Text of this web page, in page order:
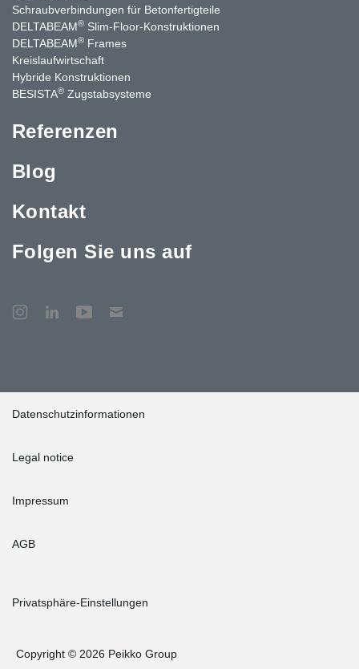
Schraubverbindungen für Betonfertigteile
DELTABEAM® Slim-Floor-Konstruktionen
DELTABEAM® Frames
Kreislaufwirtschaft
Hybride Konstruktionen
BESISTA® Zugstabsysteme
Referenzen
Blog
Kontakt
Folgen Sie uns auf
Datenschutzinformationen
Legal notice
Impressum
AGB
Privatsphäre-Einstellungen
Copyright © 2026 Peikko Group